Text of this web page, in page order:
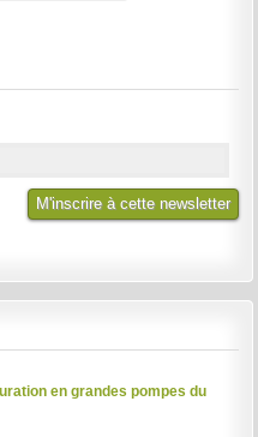
en grandes pompes du